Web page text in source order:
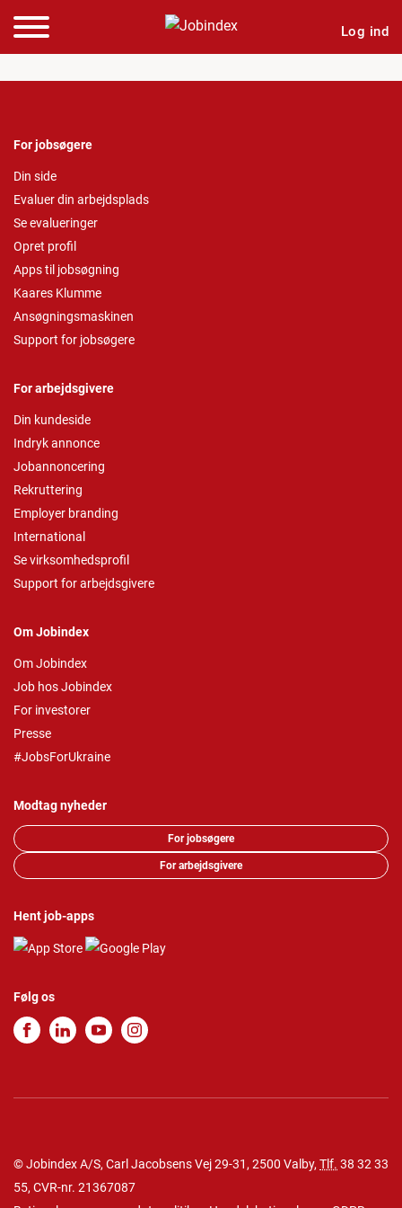
Log ind
For jobsøgere
Din side
Evaluer din arbejdsplads
Se evalueringer
Opret profil
Apps til jobsøgning
Kaares Klumme
Ansøgningsmaskinen
Support for jobsøgere
For arbejdsgivere
Din kundeside
Indryk annonce
Jobannoncering
Rekruttering
Employer branding
International
Se virksomhedsprofil
Support for arbejdsgivere
Om Jobindex
Om Jobindex
Job hos Jobindex
For investorer
Presse
#JobsForUkraine
Modtag nyheder
For jobsøgere
For arbejdsgivere
Hent job-apps
Følg os
© Jobindex A/S, Carl Jacobsens Vej 29-31, 2500 Valby, Tlf. 38 32 33
55, CVR-nr. 21367087